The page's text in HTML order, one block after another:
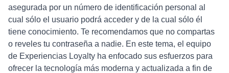
asegurada por un número de identificación personal al
cual sólo el usuario podrá acceder y de la cual sólo él
tiene conocimiento. Te recomendamos que no compartas
o reveles tu contraseña a nadie. En este tema, el equipo
de Experiencias Loyalty ha enfocado sus esfuerzos para
ofrecer la tecnología más moderna y actualizada a fin de